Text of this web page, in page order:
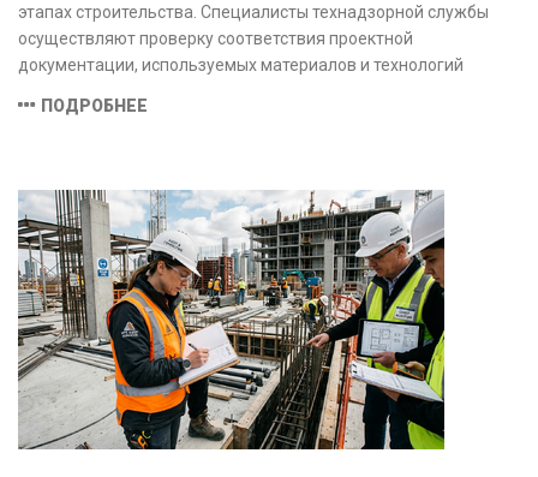
этапах строительства. Специалисты технадзорной службы
осуществляют проверку соответствия проектной
документации, используемых материалов и технологий
безопасность и надёжность объекта.
ПОДРОБНЕЕ